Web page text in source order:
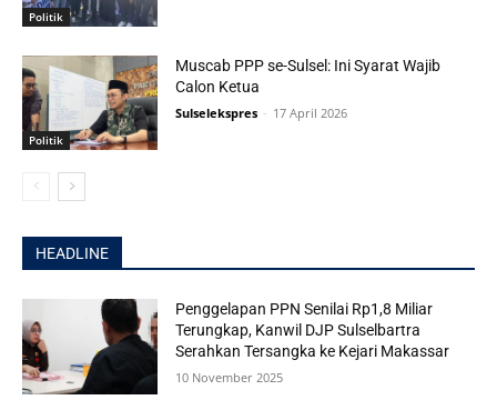
Politik
Politik
Muscab PPP se-Sulsel: Ini Syarat Wajib
Calon Ketua
Sulselekspres - 17 April 2026
HEADLINE
Penggelapan PPN Senilai Rp1,8 Miliar
Terungkap, Kanwil DJP Sulselbartra
Serahkan Tersangka ke Kejari Makassar
10 November 2025